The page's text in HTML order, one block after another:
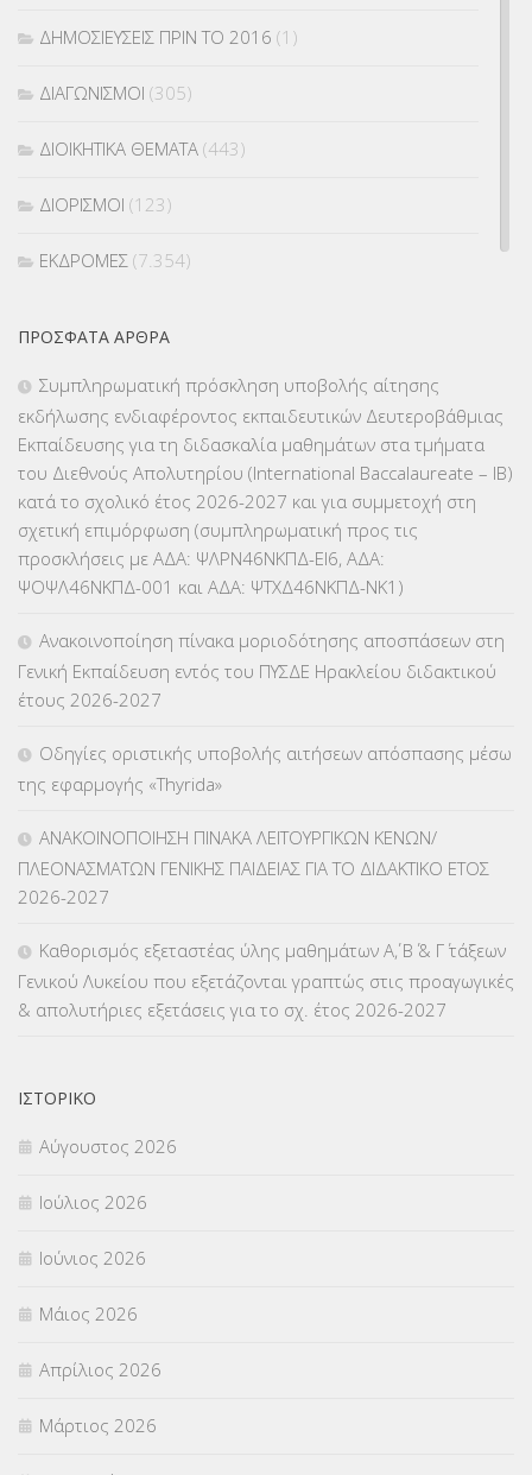
ΔΗΜΟΣΙΕΥΣΕΙΣ ΠΡΙΝ ΤΟ 2016 (1)
ΔΙΑΓΩΝΙΣΜΟΙ (305)
ΔΙΟΙΚΗΤΙΚΑ ΘΕΜΑΤΑ (443)
ΔΙΟΡΙΣΜΟΙ (123)
ΕΚΔΡΟΜΕΣ (7.354)
ΕΠΙΜΟΡΦΩΣΗ Τ.Π.Ε.(10)
ΕΥΡΩΠΑΪΚΑ ΠΡΟΓΡΑΜΜΑΤΑ(230)
ΚΕΣΥ (60)
ΚΕΣΥΠ(109)
ΚΠγ – ΚΡΑΤΙΚΟ ΠΙΣΤΟΠΟΙΗΤΙΚΟ ΓΛΩΣΣΟΜΑΘΕΙΑΣ(135)
ΚΠπ- ΚΡΑΤΙΚΟ ΠΙΣΤΟΠΟΙΗΤΙΚΟ ΠΛΗΡΟΦΟΡΙΚΗΣ
ΛΟΙΠΑ(309)
ΜΕΤΑΘΕΣΕΙΣ-ΤΟΠΟΘΕΤΗΣΕΙΣ ΒΕΛΤΙΩΣΕΙΣ(319)
ΜΕΤΑΦΟΡΑ ΜΑΘΗΤΩΝ(3)
ΟΙΚΟΝΟΜΙΚΑ ΘΕΜΑΤΑ
Π.Ε.Κ. ΗΡΑΚΛΕΙΟΥ
ΠΑΝΕΛΛΑΔΙΚΕΣ ΕΞΕΤΑΣΕΙΣ
ΠΡΟΚΗΡΥΞΕΙΣ
ΣΕΜΙΝΑΡΙΑ – ΗΜΕΡΙΔΕΣ
ΣΕΠ(50)
ΣΤΕΛΕΧΗ (360)
ΠΡΌΣΦΑΤΑ ΆΡΘΡΑ
Συμπληρωματική πρόσκληση υποβολής αίτησης
εκδήλωσης ενδιαφέροντος εκπαιδευτικών Δευτεροβάθμιας
Εκπαίδευσης για τη διδασκαλία μαθημάτων στα τμήματα
του Διεθνούς Απολυτηρίου (International Baccalaureate – IB)
κατά το σχολικό έτος 2026-2027 και για συμμετοχή στη
σχετική επιμόρφωση (συμπληρωματική προς τις
προσκλήσεις με ΑΔΑ: ΨΛΡΝ46ΝΚΠΔ-ΕΙ6, ΑΔΑ:
ΨΟΨΛ46ΝΚΠΔ-001 και ΑΔΑ: ΨΤΧΔ46ΝΚΠΔ-ΝΚ1)
Ανακοινοποίηση πίνακα μοριοδότησης αποσπάσεων στη
Γενική Εκπαίδευση εντός του ΠΥΣΔΕ Ηρακλείου διδακτικού
έτους 2026-2027
Οδηγίες οριστικής υποβολής αιτήσεων απόσπασης μέσω
της εφαρμογής «Thyrida»
ΑΝΑΚΟΙΝΟΠΟΙΗΣΗ ΠΙΝΑΚΑ ΛΕΙΤΟΥΡΓΙΚΩΝ ΚΕΝΩΝ/
ΠΛΕΟΝΑΣΜΑΤΩΝ ΓΕΝΙΚΗΣ ΠΑΙΔΕΙΑΣ ΓΙΑ ΤΟ ΔΙΔΑΚΤΙΚΟ ΕΤΟΣ
2026-2027
Καθορισμός εξεταστέας ύλης μαθημάτων Α΄, Β΄ & Γ΄ τάξεων
Γενικού Λυκείου που εξετάζονται γραπτώς στις προαγωγικές
& απολυτήριες εξετάσεις για το σχ. έτος 2026-2027
ΙΣΤΟΡΙΚΌ
Αύγουστος 2026
Ιούλιος 2026
Ιούνιος 2026
Μάιος 2026
Απρίλιος 2026
Μάρτιος 2026